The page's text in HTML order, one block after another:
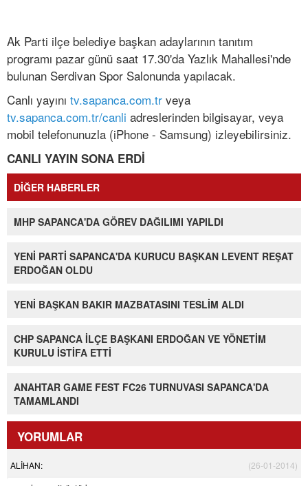
Ak Parti ilçe belediye başkan adaylarının tanıtım
programı pazar günü saat 17.30'da Yazlık Mahallesi'nde
bulunan Serdivan Spor Salonunda yapılacak.
Canlı yayını tv.sapanca.com.tr veya
tv.sapanca.com.tr/canli adreslerinden bilgisayar, veya
mobil telefonunuzla (iPhone - Samsung) izleyebilirsiniz.
CANLI YAYIN SONA ERDİ
DİĞER HABERLER
MHP SAPANCA'DA GÖREV DAĞILIMI YAPILDI
YENİ PARTİ SAPANCA'DA KURUCU BAŞKAN LEVENT REŞAT
ERDOĞAN OLDU
YENİ BAŞKAN BAKIR MAZBATASINI TESLİM ALDI
CHP SAPANCA İLÇE BAŞKANI ERDOĞAN VE YÖNETİM
KURULU İSTİFA ETTİ
ANAHTAR GAME FEST FC26 TURNUVASI SAPANCA'DA
TAMAMLANDI
YORUMLAR
ALİHAN: (26-01-2014)